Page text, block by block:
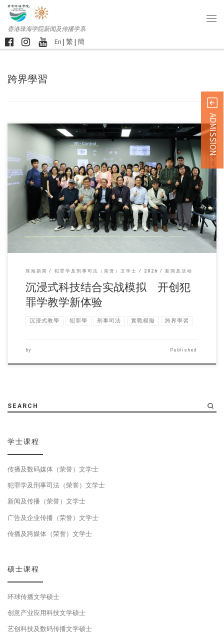
香港珠海学院新闻及传播学系
En | 繁 | 簡
跨界學習
新闻及传播学系犯罪学 […]
珠海新闻 犯罪学及刑事司法（荣誉）文学士 2026 新闻及活动
沉浸式科技结合实战模拟 开创犯
罪学教学新体验
沉浸式教學 犯罪學 刑事司法 實戰模擬 跨界學習
by Published
SEARCH
学士课程
传播及数码媒体（荣誉）文学士
犯罪学及刑事司法（荣誉）文学士
新闻及传播（荣誉）文学士
广告及企业传播（荣誉）文学士
传播及跨媒体（荣誉）文学士
硕士课程
环球传播文学硕士
创意产业应用科技文学硕士
艺创科技及数码传播文学硕士
ADMISSION